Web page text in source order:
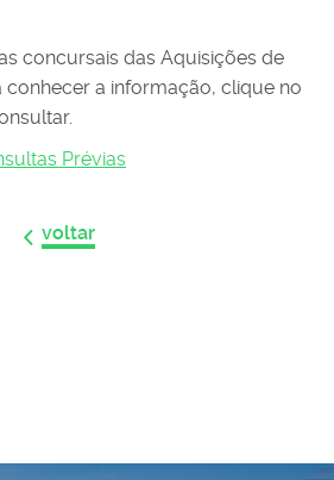
concursais das Aquisições de
conhecer a informação, clique no
Prévias
voltar